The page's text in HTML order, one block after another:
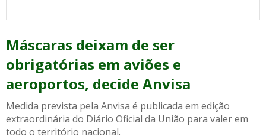
Máscaras deixam de ser
obrigatórias em aviões e
aeroportos, decide Anvisa
Medida prevista pela Anvisa é publicada em edição
extraordinária do Diário Oficial da União para valer em
todo o território nacional.